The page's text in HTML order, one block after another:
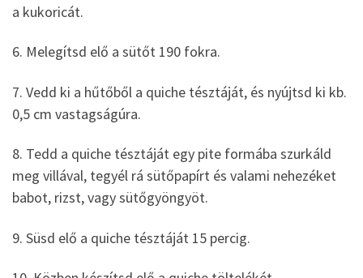
a kukoricát.
6. Melegítsd elő a sütőt 190 fokra.
7. Vedd ki a hűtőből a quiche tésztáját, és nyújtsd ki kb.
0,5 cm vastagságúra.
8. Tedd a quiche tésztáját egy pite formába szurkáld
meg villával, tegyél rá sütőpapírt és valami nehezéket
babot, rizst, vagy sütőgyöngyöt.
9. Süsd elő a quiche tésztáját 15 percig.